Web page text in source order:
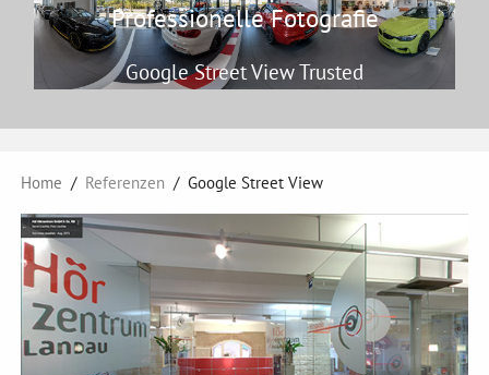
Professionelle Fotografie
Google Street View Trusted
Home Referenzen Google Street View